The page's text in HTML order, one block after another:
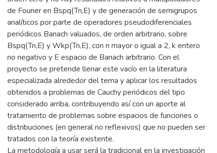
de Fourier en Bspq(Tn,E) y de generación de semigrupos
analíticos por parte de operadores pseudodiferenciales
periódicos Banach valuados, de orden arbitrario, sobre
Bspq(Tn,E) y Wkp(Tn,E), con n mayor o igual a 2, k entero
no negativo y E espacio de Banach arbitrario. Con el
proyecto se pretende llenar este vacío en la literatura
especializada alrededor del tema y aplicar los resultados
obtenidos a problemas de Cauchy periódicos del tipo
considerado arriba, contribuyendo así con un aporte al
tratamiento de problemas sobre espacios de funciones o
distribuciones (en general no reflexivos) que no pueden ser
tratados con la teoría existente.
La metodología a usar será la tradicional en la investigación